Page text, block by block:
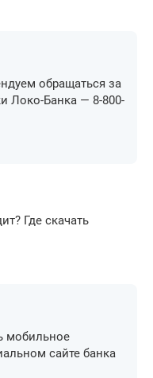
обращаться за
Локо-Банка — 8-800-
Где скачать
мобильное
сайте банка